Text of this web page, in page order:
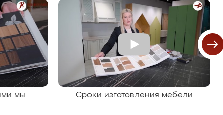
мы
Сроки изготовления мебели